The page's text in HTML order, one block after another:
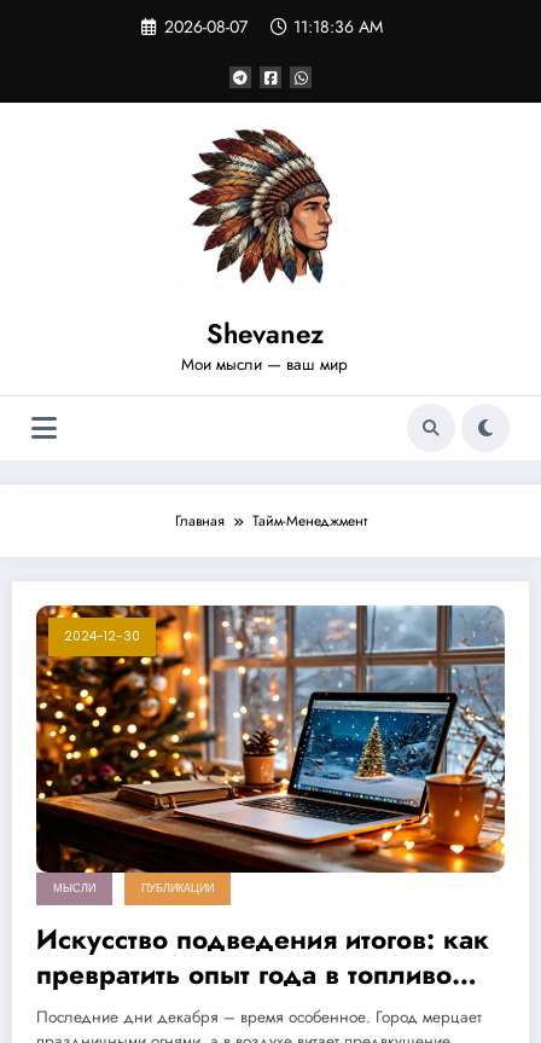
2026-08-07 11:18:36 AM
Shevanez
Мои мысли — ваш мир
Главная Тайм-Менеджмент
2024-12-30
МЫСЛИ ПУБЛИКАЦИИ
Искусство подведения итогов: как
превратить опыт года в топливо
для будущих побед
Последние дни декабря – время особенное. Город мерцает